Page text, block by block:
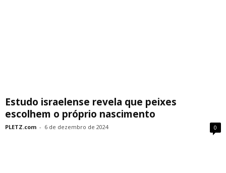
Estudo israelense revela que peixes
escolhem o próprio nascimento
PLETZ.com - 6 de dezembro de 2024 0